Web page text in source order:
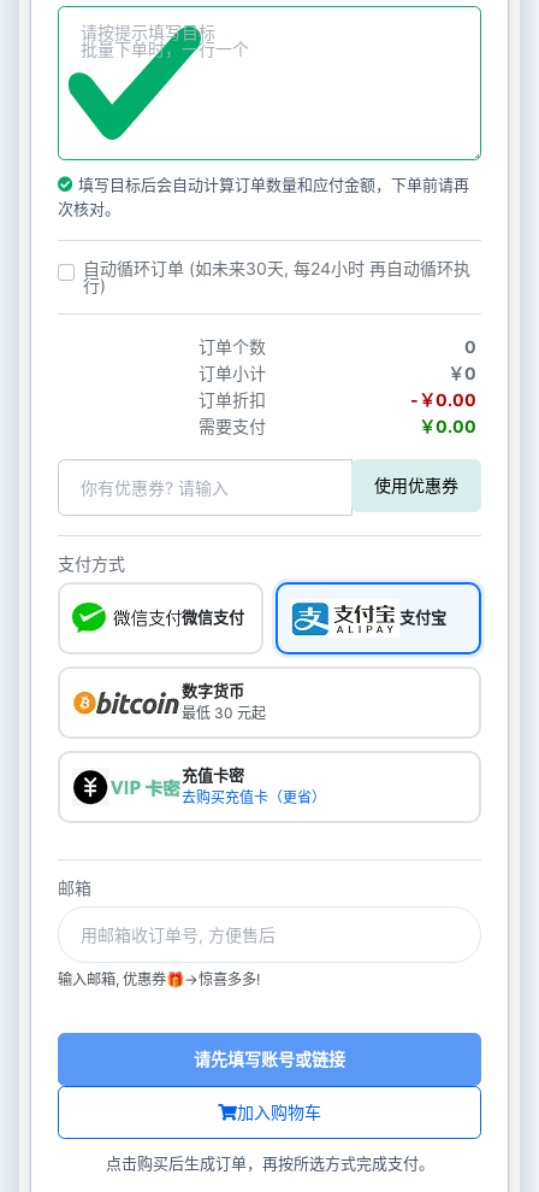
填写目标后会自动计算订单数量和应付金额，下单前请再
次核对。
自动循环订单 (如未来30天, 每24小时 再自动循环执
行)
订单个数
0
订单小计
￥0
订单折扣
-￥0.00
需要支付
￥0.00
使用优惠券
支付方式
微信支付 支付宝
数字货币
最低 30 元起
充值卡密
去购买充值卡（更省）
邮箱
输入邮箱, 优惠券🎁->惊喜多多!
加入购物车
请先填写账号或链接
点击购买后生成订单，再按所选方式完成支付。